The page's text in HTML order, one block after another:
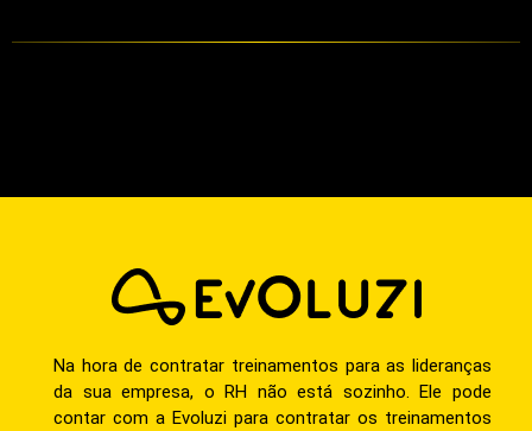
Na hora de contratar treinamentos para as lideranças
da sua empresa, o RH não está sozinho. Ele pode
contar com a Evoluzi para contratar os treinamentos